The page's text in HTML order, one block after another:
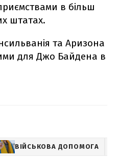
в більш
штатах.
та Аризона
для Джо Байдена в
ВІЙСЬКОВА ДОПОМОГА